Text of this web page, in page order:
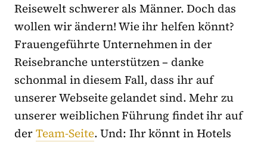
Reisewelt schwerer als Männer. Doch das
wollen wir ändern! Wie ihr helfen könnt?
Frauengeführte Unternehmen in der
Reisebranche unterstützen – danke
schonmal in diesem Fall, dass ihr auf
unserer Webseite gelandet sind. Mehr zu
unserer weiblichen Führung findet ihr auf
derTeam-Seite. Und: Ihr könnt in Hotels